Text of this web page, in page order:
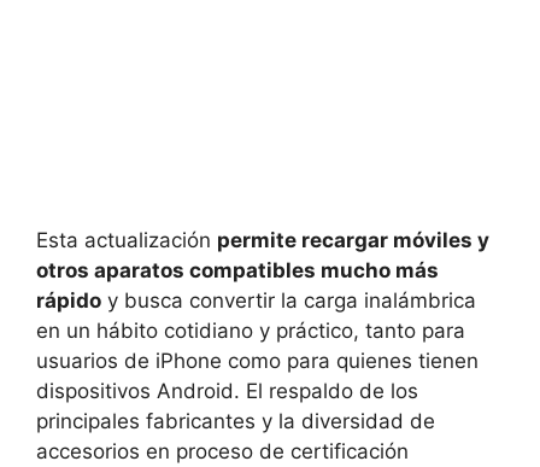
Esta actualización permite recargar móviles y
otros aparatos compatibles mucho más
rápido y busca convertir la carga inalámbrica
en un hábito cotidiano y práctico, tanto para
usuarios de iPhone como para quienes tienen
dispositivos Android. El respaldo de los
principales fabricantes y la diversidad de
accesorios en proceso de certificación